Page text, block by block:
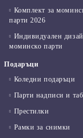
Комплект за
парти 2026
Индивидуален
моминско парти
Подаръци
Коледни подаръци
Парти надписи и
Престилки
Рамки за снимки